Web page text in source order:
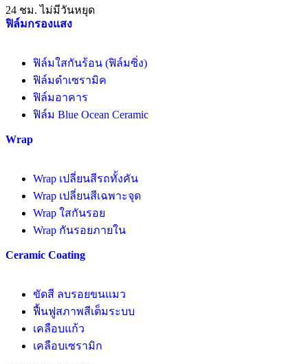
24 ชม. ไม่มีวันหยุด
ฟิล์มกรองแสง
ฟิล์มใสกันร้อน (ฟิล์มซิ่ง)
ฟิล์มดำเซรามิค
ฟิล์มอาคาร
ฟิล์ม Blue Ocean Ceramic
Wrap
Wrap เปลี่ยนสีรถทั้งคัน
Wrap เปลี่ยนสีเฉพาะจุด
Wrap ใสกันรอย
Wrap กันรอยภายใน
Ceramic Coating
ขัดสี ลบรอยขนแมว
ฟื้นฟูสภาพสีเต็มระบบ
เคลือบแก้ว
เคลือบเซรามิก